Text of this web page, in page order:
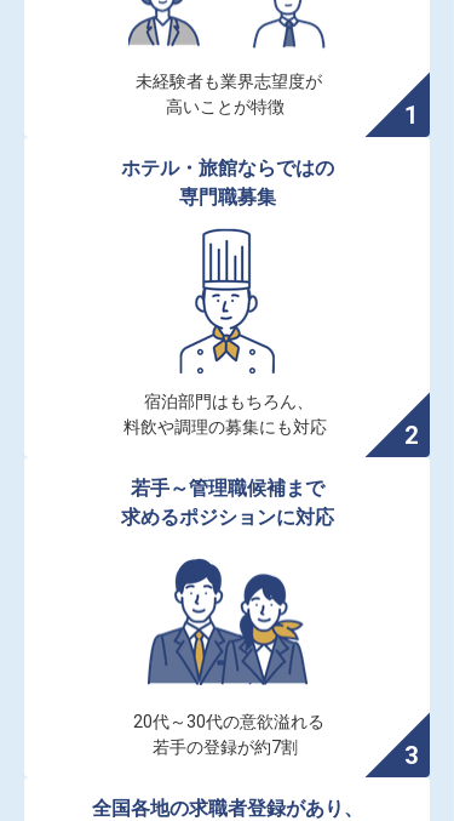
未経験者も業界志望度が
高いことが特徴
ホテル・旅館ならではの
専門職募集
宿泊部門はもちろん、
料飲や調理の募集にも対応
若手～管理職候補まで
求めるポジションに対応
20代～30代の意欲溢れる
若手の登録が約7割
全国各地の求職者登録があり、